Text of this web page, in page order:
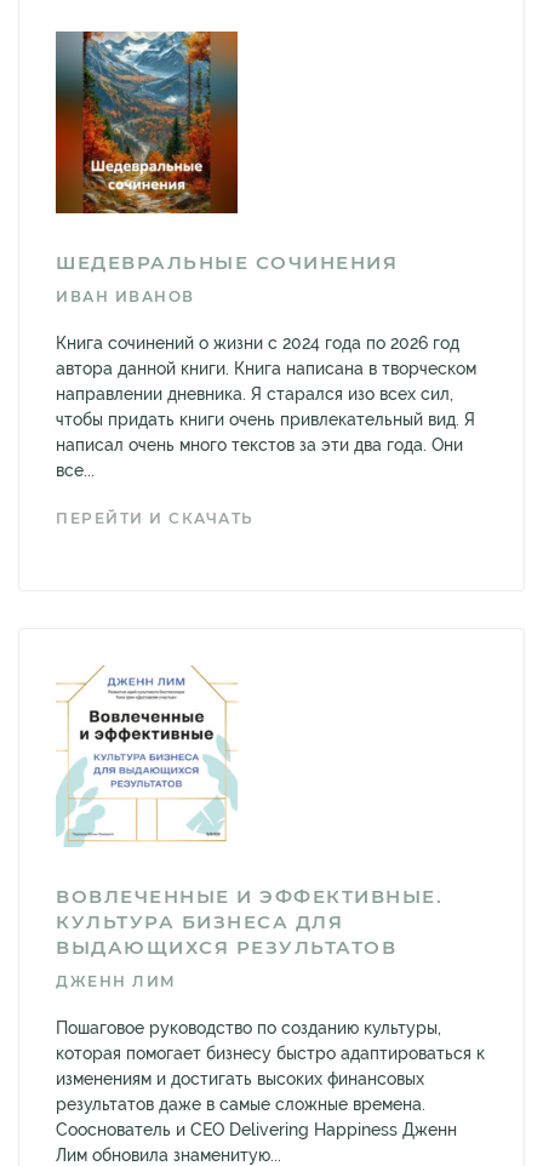
ШЕДЕВРАЛЬНЫЕ СОЧИНЕНИЯ
ИВАН ИВАНОВ
Книга сочинений о жизни с 2024 года по 2026 год
автора данной книги. Книга написана в творческом
направлении дневника. Я старался изо всех сил,
чтобы придать книги очень привлекательный вид. Я
написал очень много текстов за эти два года. Они
все...
ПЕРЕЙТИ И СКАЧАТЬ
ВОВЛЕЧЕННЫЕ И ЭФФЕКТИВНЫЕ.
КУЛЬТУРА БИЗНЕСА ДЛЯ
ВЫДАЮЩИХСЯ РЕЗУЛЬТАТОВ
ДЖЕНН ЛИМ
Пошаговое руководство по созданию культуры,
которая помогает бизнесу быстро адаптироваться к
изменениям и достигать высоких финансовых
результатов даже в самые сложные времена.
Сооснователь и CEO Delivering Happiness Дженн
Лим обновила знаменитую...